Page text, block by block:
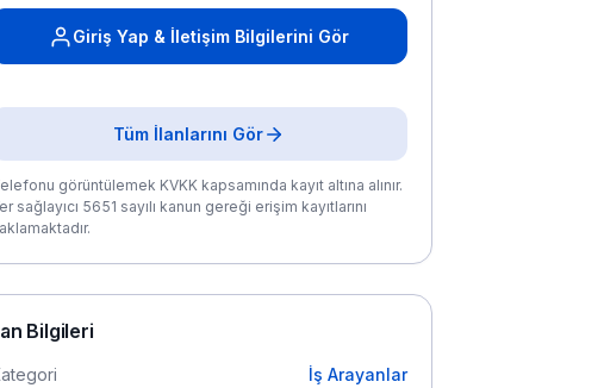
Giriş Yap & İletişim Bilgilerini Gör
Tüm İlanlarını Gör
görüntülemek KVKK kapsamında kayıt altına alınır.
sağlayıcı 5651 sayılı kanun gereği erişim kayıtlarını
Bilgileri
İş Arayanlar